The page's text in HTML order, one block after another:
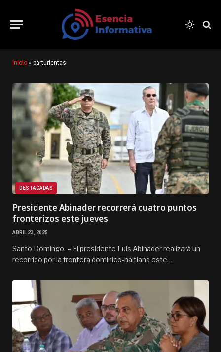
Inicio » parturientas
DESTACADAS
Presidente Abinader recorrerá cuatro puntos
fronterizos este jueves
ABRIL 23, 2025
Santo Domingo. – El presidente Luis Abinader realizará un
recorrido por la frontera dominico-haitiana este…